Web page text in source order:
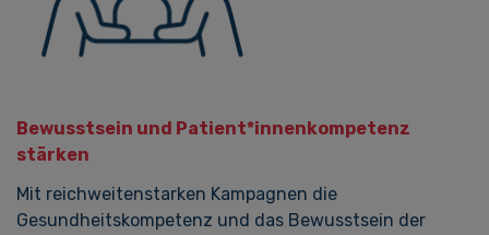
Bewusstsein und Patient*innenkompetenz
stärken
Mit reichweitenstarken Kampagnen die
Gesundheitskompetenz und das Bewusstsein der